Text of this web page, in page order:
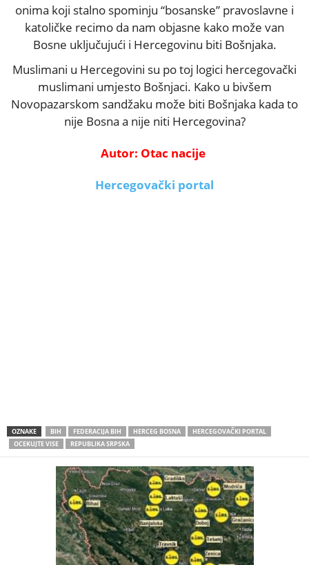
onima koji stalno spominju “bosanske” pravoslavne i
katoličke recimo da nam objasne kako može van
Bosne uključujući i Hercegovinu biti Bošnjaka.
Muslimani u Hercegovini su po toj logici hercegovački
muslimani umjesto Bošnjaci. Kako u bivšem
Novopazarskom sandžaku može biti Bošnjaka kada to
nije Bosna a nije niti Hercegovina?
Autor: Otac nacije
Hercegovački portal
OZNAKE BIH FEDERACIJA BIH HERCEG BOSNA
HERCEGOVAČKI PORTAL
OCEKUJTE VISE
REPUBLIKA SRPSKA